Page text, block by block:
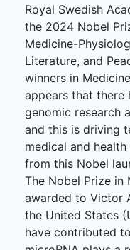
Royal Swedish
the 2024 Nobel
Medicine-
Literature, and
winners in
appears that there
genomic research
and this is driving
medical and
from this Nobel
The Nobel Prize in
awarded to Victor
the United States
have contributed